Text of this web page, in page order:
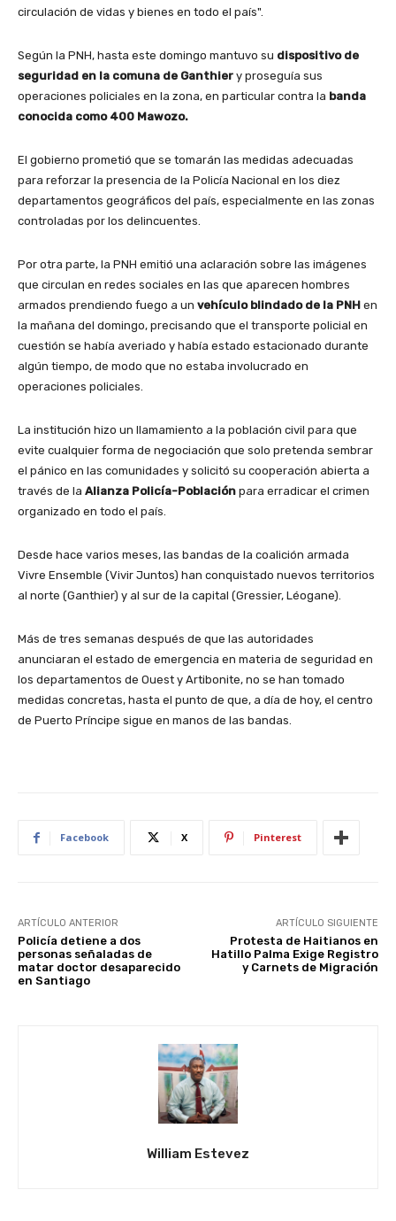
circulación de vidas y bienes en todo el país".
Según la PNH, hasta este domingo mantuvo su dispositivo de
seguridad en la comuna de Ganthier y proseguía sus
operaciones policiales en la zona, en particular contra la banda
conocida como 400 Mawozo.
El gobierno prometió que se tomarán las medidas adecuadas
para reforzar la presencia de la Policía Nacional en los diez
departamentos geográficos del país, especialmente en las zonas
controladas por los delincuentes.
Por otra parte, la PNH emitió una aclaración sobre las imágenes
que circulan en redes sociales en las que aparecen hombres
armados prendiendo fuego a un vehículo blindado de la PNH en
la mañana del domingo, precisando que el transporte policial en
cuestión se había averiado y había estado estacionado durante
algún tiempo, de modo que no estaba involucrado en
operaciones policiales.
La institución hizo un llamamiento a la población civil para que
evite cualquier forma de negociación que solo pretenda sembrar
el pánico en las comunidades y solicitó su cooperación abierta a
través de la Alianza Policía-Población para erradicar el crimen
organizado en todo el país.
Desde hace varios meses, las bandas de la coalición armada
Vivre Ensemble (Vivir Juntos) han conquistado nuevos territorios
al norte (Ganthier) y al sur de la capital (Gressier, Léogane).
Más de tres semanas después de que las autoridades
anunciaran el estado de emergencia en materia de seguridad en
los departamentos de Ouest y Artibonite, no se han tomado
medidas concretas, hasta el punto de que, a día de hoy, el centro
de Puerto Príncipe sigue en manos de las bandas.
Facebook X Pinterest
ARTÍCULO ANTERIOR
Policía detiene a dos
personas señaladas de
matar doctor desaparecido
en Santiago
ARTÍCULO SIGUIENTE
Protesta de Haitianos en
Hatillo Palma Exige Registro
y Carnets de Migración
William Estevez